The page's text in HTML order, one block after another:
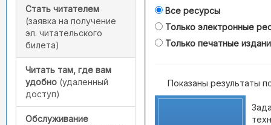
Стать читателем
(заявка на получение
эл. читательского
билета)
Читать там, где вам
удобно (удаленный
доступ)
Обслуживание
Все ресурсы
Только электронные
Только печатные
Показаны результаты